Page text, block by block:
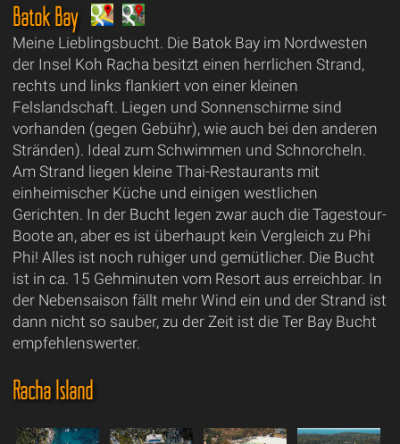
Batok Bay
Meine Lieblingsbucht. Die Batok Bay im Nordwesten
der Insel Koh Racha besitzt einen herrlichen Strand,
rechts und links flankiert von einer kleinen
Felslandschaft. Liegen und Sonnenschirme sind
vorhanden (gegen Gebühr), wie auch bei den anderen
Stränden). Ideal zum Schwimmen und Schnorcheln.
Am Strand liegen kleine Thai-Restaurants mit
einheimischer Küche und einigen westlichen
Gerichten. In der Bucht legen zwar auch die Tagestour-
Boote an, aber es ist überhaupt kein Vergleich zu Phi
Phi! Alles ist noch ruhiger und gemütlicher. Die Bucht
ist in ca. 15 Gehminuten vom Resort aus erreichbar. In
der Nebensaison fällt mehr Wind ein und der Strand ist
dann nicht so sauber, zu der Zeit ist die Ter Bay Bucht
empfehlenswerter.
Racha Island